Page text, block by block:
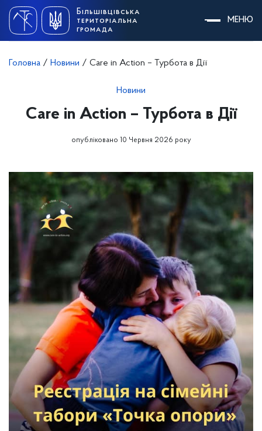
content
Більшівцівська
територіальна
громада
МЕНЮ
Головна / Новини / Care in Action – Турбота в Дії
Новини
Care in Action – Турбота в Дії
опубліковано 10 Червня 2026 року